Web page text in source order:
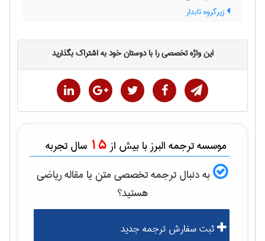
زیرگروه تابدار
این واژه تخصصی را با دوستان خود به اشتراک بگذارید
موسسه ترجمه البرز با بیش از 15 سال تجربه
به دنبال ترجمه تخصصی متن یا مقالهرياضی
هستید؟
ثبت سفارش ترجمه جدید